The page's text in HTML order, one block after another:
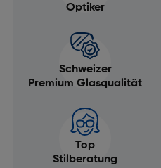
Optiker
Schweizer
Premium Glasqualität
Top
Stilberatung